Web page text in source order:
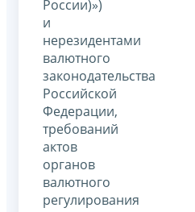
России)»)
и
нерезидентами
валютного
законодательства
Российской
Федерации,
требований
актов
органов
валютного
регулирования